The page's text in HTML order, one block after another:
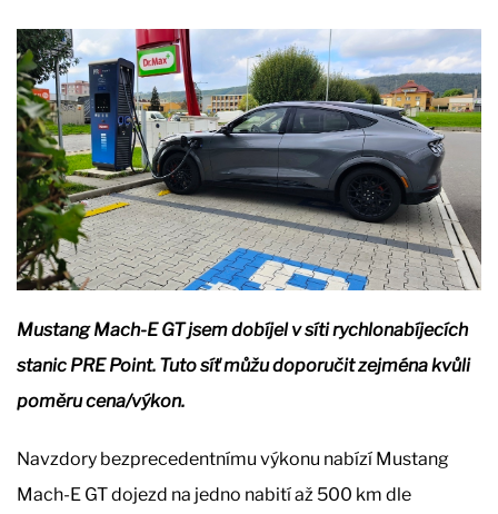
Mustang Mach-E GT jsem dobíjel v síti rychlonabíjecích
stanic PRE Point. Tuto síť můžu doporučit zejména kvůli
poměru cena/výkon.
Navzdory bezprecedentnímu výkonu nabízí Mustang
Mach-E GT dojezd na jedno nabití až 500 km dle